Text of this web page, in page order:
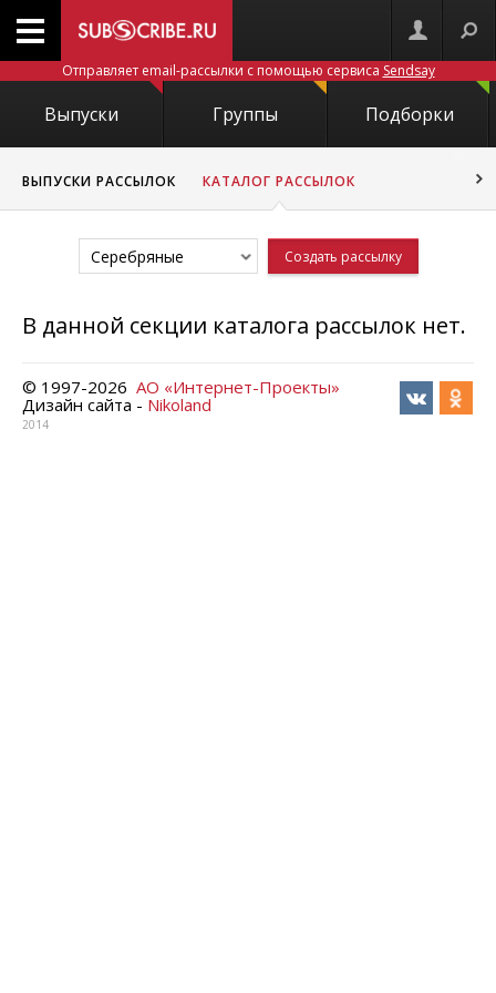
Отправляет email-рассылки с помощью сервиса Sendsay
Выпуски Группы Подборки
ВЫПУСКИ РАССЫЛОК КАТАЛОГ РАССЫЛОК
Серебряные Создать рассылку
В данной секции каталога рассылок нет.
© 1997-2026 АО «Интернет-Проекты»
Дизайн сайта - Nikoland
2014